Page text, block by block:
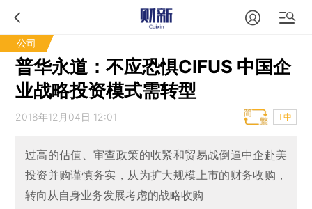
公司
普华永道：不应恐惧CIFUS 中国企
业战略投资模式需转型
2018年12月04日 12:01 T中
过高的估值、审查政策的收紧和贸易战倒逼中企赴美
投资并购谨慎务实，从为扩大规模上市的财务收购，
转向从自身业务发展考虑的战略收购